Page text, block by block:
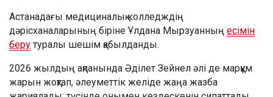
Астанадағы медициналық колледждің
дәрісханаларының біріне Ұлдана Мырзуанның есімін
беру туралы шешім қабылданды.
2026 жылдың ақпанында Әділет Зейнел әлі де марқұм
жарын жоқтап, әлеуметтік желіде жаңа жазба